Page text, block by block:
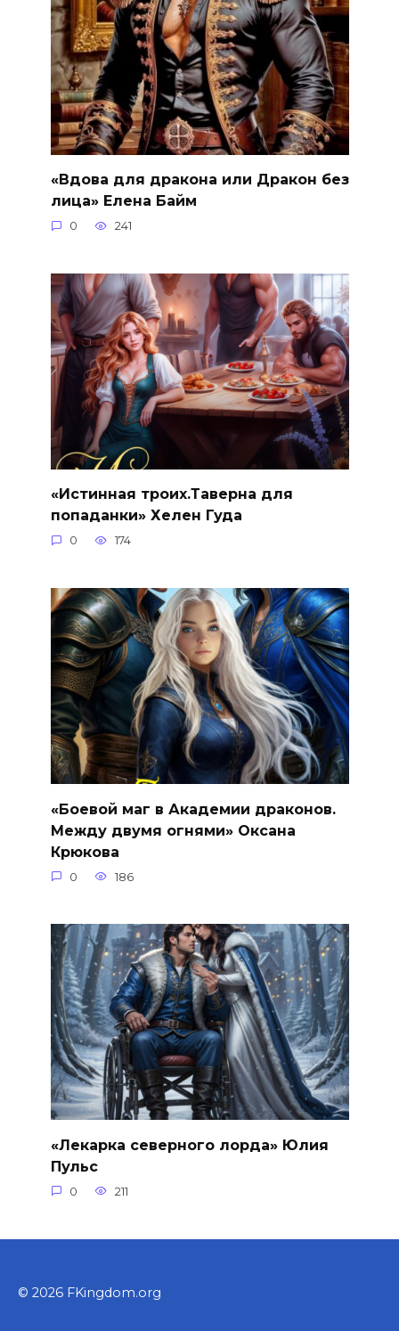
«Вдова для дракона или Дракон без
лица» Елена Байм
0 241
«Истинная троих.Таверна для
попаданки» Хелен Гуда
0 174
«Боевой маг в Академии драконов.
Между двумя огнями» Оксана
Крюкова
0 186
«Лекарка северного лорда» Юлия
Пульс
0 211
© 2026 FKingdom.org